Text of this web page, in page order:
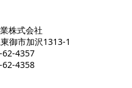
株式会社
御市加沢1313-1
62-4357
4358